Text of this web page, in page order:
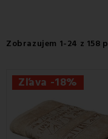
Zobrazujem 1-24 z 158
Zľava -18%